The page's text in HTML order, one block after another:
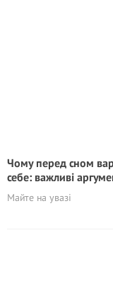
Чому перед сном
себе: важливі
Майте на увазі